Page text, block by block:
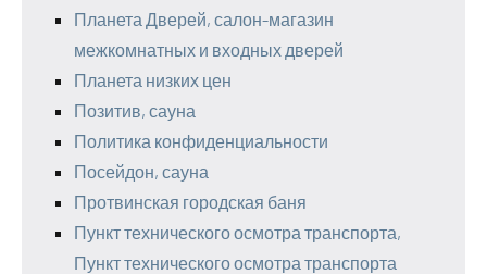
Планета Дверей, салон-магазин
межкомнатных и входных дверей
Планета низких цен
Позитив, сауна
Политика конфиденциальности
Посейдон, сауна
Протвинская городская баня
Пункт технического осмотра транспорта,
Пункт технического осмотра транспорта